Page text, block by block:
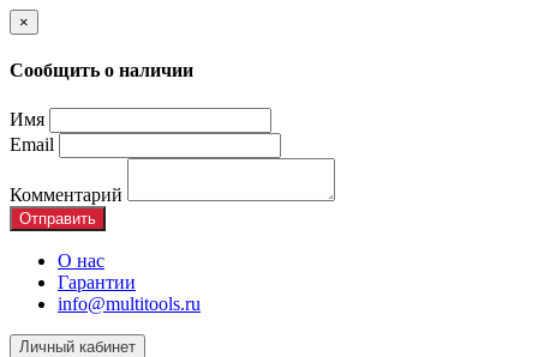
×
Сообщить о наличии
Имя
Email
Комментарий
Отправить
О нас
Гарантии
info@multitools.ru
Личный кабинет